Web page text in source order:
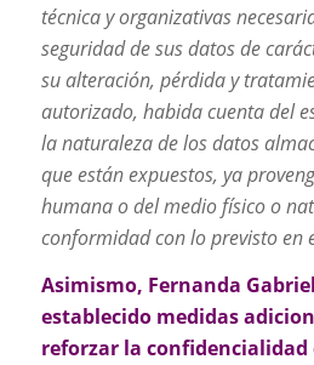
técnica y organizativas
seguridad de sus datos de
su alteración, pérdida y
autorizado, habida cuenta del
la naturaleza de los datos
que están expuestos, ya
humana o del medio físico o
conformidad con lo previsto en
Asimismo, Fernanda
establecido medidas
reforzar la confidencialidad